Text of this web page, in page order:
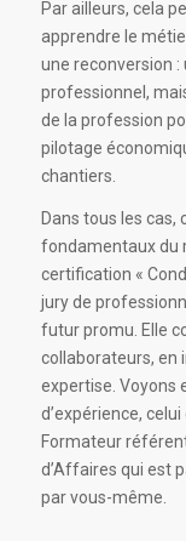
Par ailleurs, cela
apprendre le
une reconversion :
professionnel,
de la profession
pilotage
chantiers.
Dans tous les
fondamentaux du
certification «
jury de
futur promu. Elle
collaborateurs, en
expertise. Voyons
d’expérience, celui
Formateur
d’Affaires qui est
par vous-même.